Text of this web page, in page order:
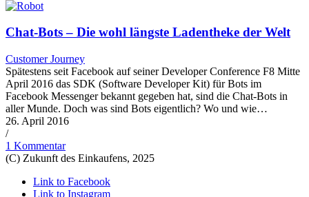
Chat-Bots – Die wohl längste Ladentheke der Welt
Customer Journey
Spätestens seit Facebook auf seiner Developer Conference F8 Mitte
April 2016 das SDK (Software Developer Kit) für Bots im
Facebook Messenger bekannt gegeben hat, sind die Chat-Bots in
aller Munde. Doch was sind Bots eigentlich? Wo und wie…
26. April 2016
/
1 Kommentar
(C) Zukunft des Einkaufens, 2025
Link to Facebook
Link to Instagram